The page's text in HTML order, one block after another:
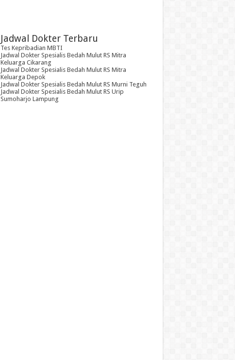
Jadwal Dokter Terbaru
Tes Kepribadian MBTI
Jadwal Dokter Spesialis Bedah Mulut RS Mitra
Keluarga Cikarang
Jadwal Dokter Spesialis Bedah Mulut RS Mitra
Keluarga Depok
Jadwal Dokter Spesialis Bedah Mulut RS Murni Teguh
Jadwal Dokter Spesialis Bedah Mulut RS Urip
Sumoharjo Lampung